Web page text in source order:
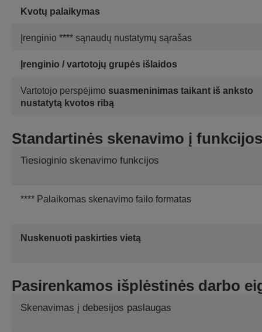
Kvotų palaikymas
Įrenginio **** sąnaudų nustatymų sąrašas
Įrenginio / vartotojų grupės išlaidos
Vartotojo perspėjimo suasmeninimas taikant iš anksto
nustatytą kvotos ribą
Standartinės skenavimo į funkcijos
Tiesioginio skenavimo funkcijos
**** Palaikomas skenavimo failo formatas
Nuskenuoti paskirties vietą
Pasirenkamos išplėstinės darbo
Skenavimas į debesijos paslaugas